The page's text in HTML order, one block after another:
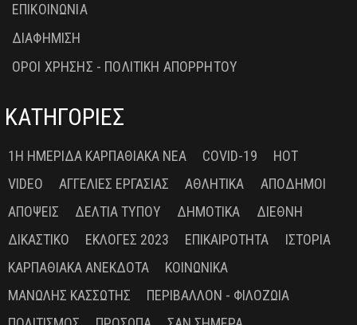
ΕΠΙΚΟΙΝΩΝΙΑ
ΔΙΑΦΗΜΙΣΗ
ΟΡΟΙ ΧΡΗΣΗΣ - ΠΟΛΙΤΙΚΗ ΑΠΟΡΡΗΤΟΥ
ΚΑΤΗΓΟΡΙΕΣ
1Η ΗΜΕΡΊΔΑ ΚΑΡΠΑΘΙΑΚΆ ΝΈΑ COVID-19
HOT
VIDEO
ΑΓΓΕΛΊΕΣ ΕΡΓΑΣΊΑΣ ΑΘΛΗΤΙΚΆ
ΑΠΌΔΗΜΟΙ
ΑΠΌΨΕΙΣ
ΔΕΛΤΊΑ ΤΎΠΟΥ ΔΗΜΟΤΙΚΆ
ΔΙΕΘΝΉ
ΔΙΚΑΣΤΙΚΌ
ΕΚΛΟΓΈΣ 2023 ΕΠΙΚΑΙΡΌΤΗΤΑ
ΙΣΤΟΡΊΑ
ΚΑΡΠΑΘΙΑΚΆ ΑΝΈΚΔΟΤΑ
ΚΟΙΝΩΝΙΚΆ
ΜΑΝΏΛΗΣ ΚΑΣΣΏΤΗΣ
ΠΕΡΙΒΆΛΛΟΝ - ΦΙΛΟΖΩΊΑ